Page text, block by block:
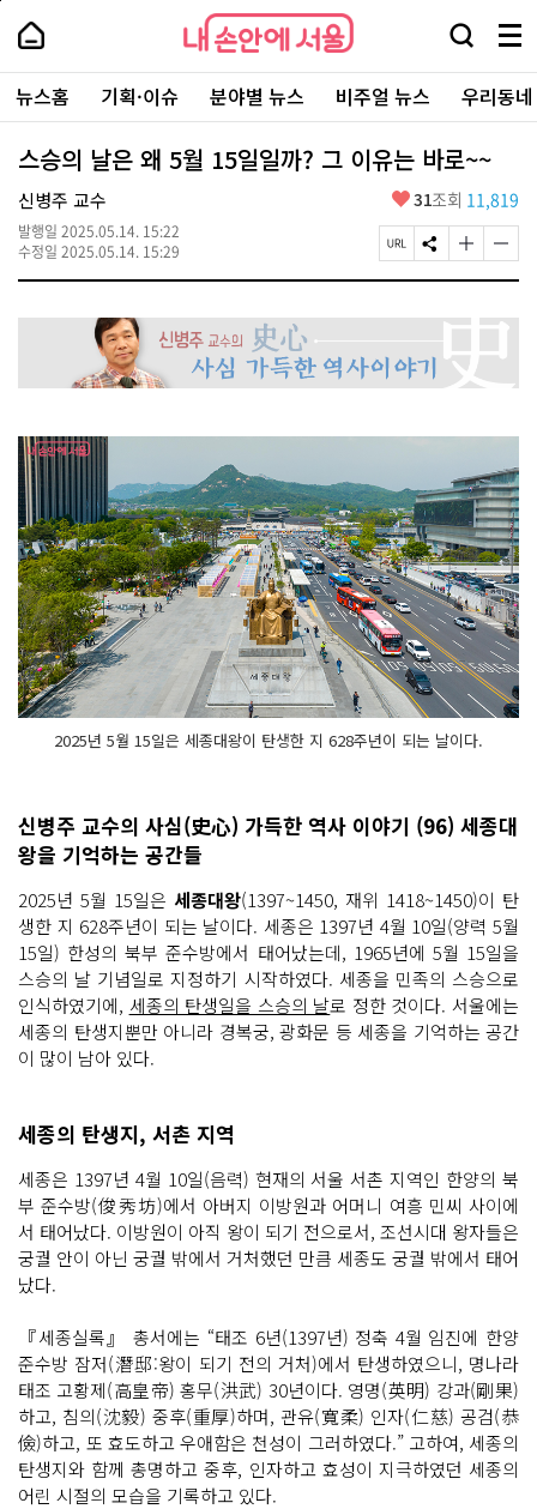
본
로
가
내
손
안
에
서
울
-
서
울
시
대
표
소
포
내
손
에
울
검
창
열
기
메
뉴
전
체
보
주
요
서
뉴스홈 기획·이슈 분야별 뉴스 비주얼 뉴스 우리동
스승의 날은 왜 5월 15일일까? 그 이유는 바로~~
신병주 교수
발행일 2025.05.14. 15:22
수정일 2025.05.14. 15:29
좋
요
31조회 11,819
페
이
U
L
복
사
S
N
공
하
기
글
자
기
크
게
변
경
기
글
자
기
작
게
경
기
2025년 5월 15일은 세종대왕이 탄생한 지 628주년이 되는 날이다.
신병주 교수의 사심(史心) 가득한 역사 이야기 (96) 세종대
왕을 기억하는 공간들
2025년 5월 15일은 세종대왕(1397~1450, 재위 1418~1450)이 탄
생한 지 628주년이 되는 날이다. 세종은 1397년 4월 10일(양력 5월
15일) 한성의 북부 준수방에서 태어났는데, 1965년에 5월 15일을
스승의 날 기념일로 지정하기 시작하였다. 세종을 민족의 스승으로
인식하였기에, 세종의 탄생일을 스승의 날로 정한 것이다. 서울에는
세종의 탄생지뿐만 아니라 경복궁, 광화문 등 세종을 기억하는 공간
이 많이 남아 있다.
세종의 탄생지, 서촌 지역
세종은 1397년 4월 10일(음력) 현재의 서울 서촌 지역인 한양의 북
부 준수방(俊秀坊)에서 아버지 이방원과 어머니 여흥 민씨 사이에
서 태어났다. 이방원이 아직 왕이 되기 전으로서, 조선시대 왕자들은
궁궐 안이 아닌 궁궐 밖에서 거처했던 만큼 세종도 궁궐 밖에서 태어
났다.
『세종실록』 총서에는 “태조 6년(1397년) 정축 4월 임진에 한양
준수방 잠저(潛邸:왕이 되기 전의 거처)에서 탄생하였으니, 명나라
태조 고황제(高皇帝) 홍무(洪武) 30년이다. 영명(英明) 강과(剛果)
하고, 침의(沈毅) 중후(重厚)하며, 관유(寬柔) 인자(仁慈) 공검(恭
儉)하고, 또 효도하고 우애함은 천성이 그러하였다.” 고하여, 세종의
탄생지와 함께 총명하고 중후, 인자하고 효성이 지극하였던 세종의
어린 시절의 모습을 기록하고 있다.
페
상
단
로